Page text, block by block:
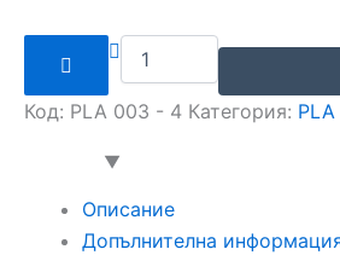
Код: PLA 003 - 4 Категория: PLA
Описание
Допълнителна